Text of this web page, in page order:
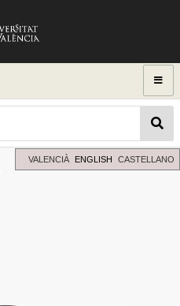
VALENCIÀ ENGLISH CASTELLANO